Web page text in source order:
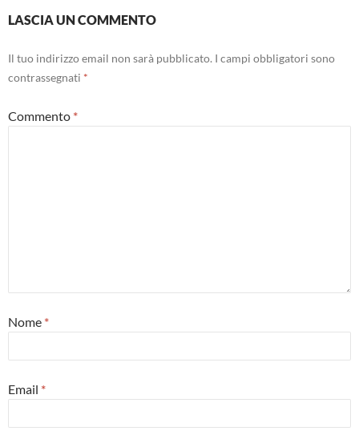
LASCIA UN COMMENTO
Il tuo indirizzo email non sarà pubblicato. I campi obbligatori sono
contrassegnati *
Commento *
Nome *
Email *